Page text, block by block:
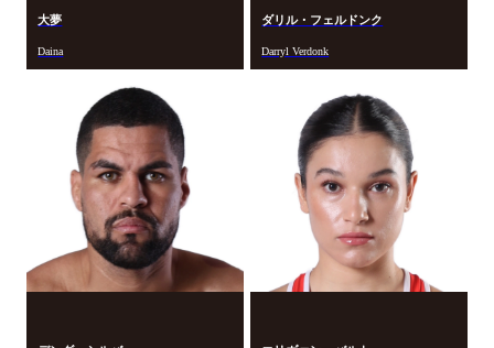
大夢
Daina
ダリル・フェルドンク
Darryl Verdonk